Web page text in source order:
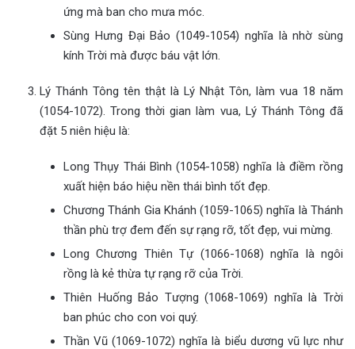
ứng mà ban cho mưa móc.
Sùng Hưng Đại Bảo (1049-1054) nghĩa là nhờ sùng
kính Trời mà được báu vật lớn.
Lý Thánh Tông tên thật là Lý Nhật Tôn, làm vua 18 năm
(1054-1072). Trong thời gian làm vua, Lý Thánh Tông đã
đặt 5 niên hiệu là:
Long Thụy Thái Bình (1054-1058) nghĩa là điềm rồng
xuất hiện báo hiệu nền thái bình tốt đẹp.
Chương Thánh Gia Khánh (1059-1065) nghĩa là Thánh
thần phù trợ đem đến sự rạng rỡ, tốt đẹp, vui mừng.
Long Chương Thiên Tự (1066-1068) nghĩa là ngôi
rồng là kẻ thừa tự rạng rỡ của Trời.
Thiên Huống Bảo Tượng (1068-1069) nghĩa là Trời
ban phúc cho con voi quý.
Thần Vũ (1069-1072) nghĩa là biểu dương vũ lực như